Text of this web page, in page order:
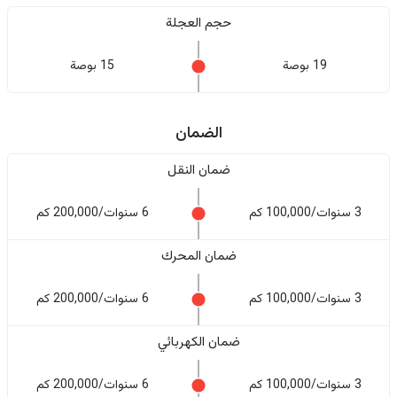
حجم العجلة
19 بوصة 15 بوصة
الضمان
ضمان النقل
3 سنوات/100,000 كم 6 سنوات/200,000 كم
ضمان المحرك
3 سنوات/100,000 كم 6 سنوات/200,000 كم
ضمان الكهربائي
3 سنوات/100,000 كم 6 سنوات/200,000 كم